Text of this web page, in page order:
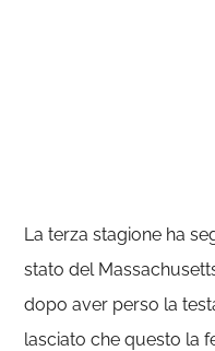
La terza stagione ha
stato del
dopo aver perso la
lasciato che questo la